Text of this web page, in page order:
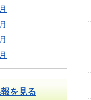
を見る